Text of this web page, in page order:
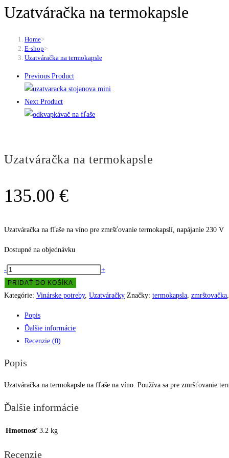
Uzatváračka na termokapsle
Home>
E-shop>
Uzatváračka na termokapsle
Previous Product
Next Product
Uzatváračka na termokapsle
135.00 €
Uzatváračka na fľaše na víno pre zmršťovanie termokapslí, napájanie 230 V
Dostupné na objednávku
množstvo
Uzatváračka
na
- +
PRIDAŤ DO KOŠÍKA
Kategórie: Vinárske potreby, Uzatváračky Značky: termokapsla zmrštovačka
Popis
Ďalšie informácie
Recenzie (0)
Popis
Uzatváračka na termokapsle na fľaše na víno. Používa sa pre zmršťovanie
Ďalšie informácie
Hmotnosť 3.2 kg
Recenzie